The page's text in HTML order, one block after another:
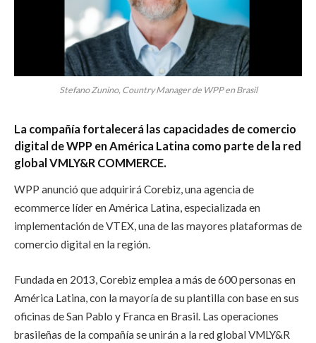
Stefano Zunino, Country Manager de WPP en Brasil
La compañía fortalecerá las capacidades de comercio
digital de WPP en América Latina como parte de la red
global VMLY&R COMMERCE.
WPP anunció que adquirirá Corebiz, una agencia de
ecommerce líder en América Latina, especializada en
implementación de VTEX, una de las mayores plataformas de
comercio digital en la región.
Fundada en 2013, Corebiz emplea a más de 600 personas en
América Latina, con la mayoría de su plantilla con base en sus
oficinas de San Pablo y Franca en Brasil. Las operaciones
brasileñas de la compañía se unirán a la red global VMLY&R